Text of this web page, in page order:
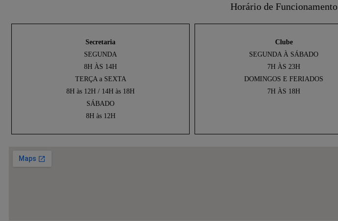
Horário de Funcionamento
Secretaria
SEGUNDA
8H ÀS 14H
TERÇA a SEXTA
8H às 12H / 14H às 18H
SÁBADO
8H às 12H
Clube
SEGUNDA À SÁBADO
7H ÀS 23H
DOMINGOS E FERIADOS
7H ÀS 18H